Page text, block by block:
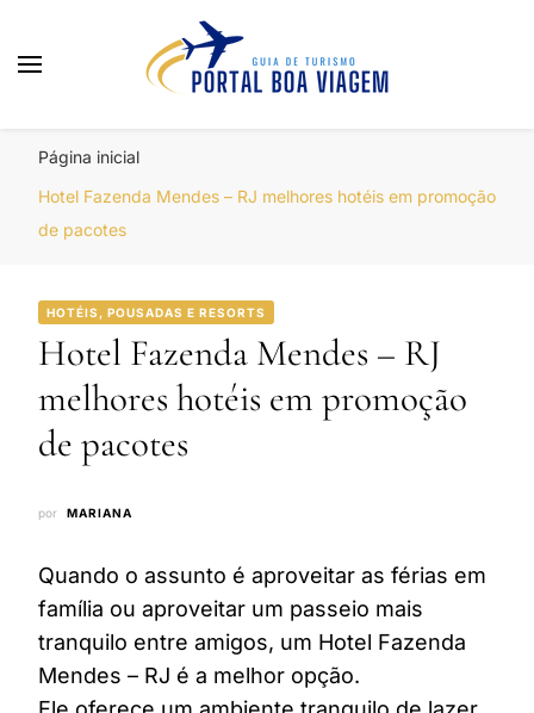
Página inicial
Hotel Fazenda Mendes – RJ melhores hotéis em promoção
de pacotes
HOTÉIS, POUSADAS E RESORTS
Hotel Fazenda Mendes – RJ
melhores hotéis em promoção
de pacotes
por MARIANA
Quando o assunto é aproveitar as férias em
família ou aproveitar um passeio mais
tranquilo entre amigos, um Hotel Fazenda
Mendes – RJ é a melhor opção.